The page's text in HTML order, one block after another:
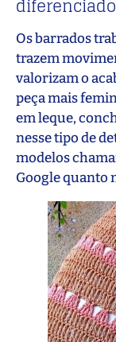
Os barrados
trazem
valorizam o
peça mais
em leque,
nesse tipo de
modelos
Google quanto